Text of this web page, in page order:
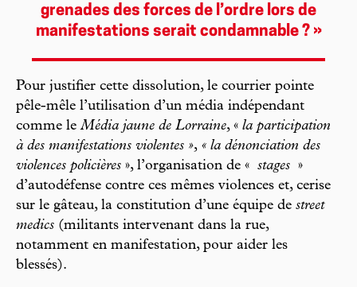
grenades des forces de l’ordre lors de
manifestations serait condamnable ? »
Pour justifier cette dissolution, le courrier pointe
pêle-mêle l’utilisation d’un média indépendant
comme leMédia jaune de Lorraine, « la participation
à des manifestations violentes », « la dénonciation des
violences policières », l’organisation de « stages »
d’autodéfense contre ces mêmes violences et, cerise
sur le gâteau, la constitution d’une équipe de street
medics (militants intervenant dans la rue,
notamment en manifestation, pour aider les
blessés).